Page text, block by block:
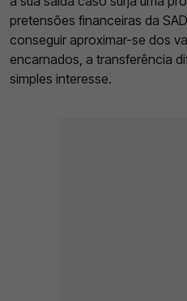
pretensões financeiras da
conseguir aproximar-se dos
encarnados, a transferência
simples interesse.